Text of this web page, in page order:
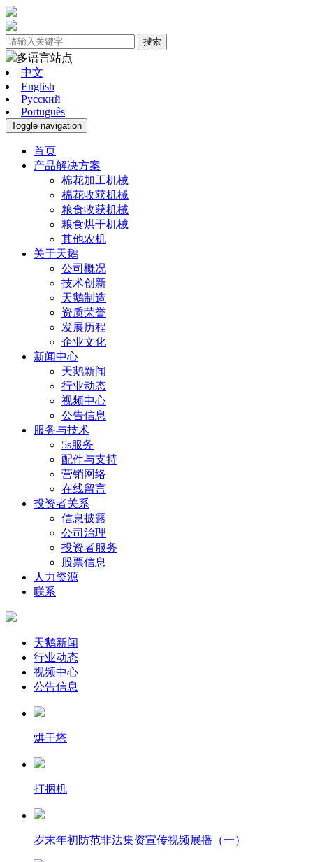
搜索
多语言站点
中文
English
Pусский
Português
Toggle navigation
首页
产品解决方案
棉花加工机械
棉花收获机械
粮食收获机械
粮食烘干机械
其他农机
关于天鹅
公司概况
技术创新
天鹅制造
资质荣誉
发展历程
企业文化
新闻中心
天鹅新闻
行业动态
视频中心
公告信息
服务与技术
5s服务
配件与支持
营销网络
在线留言
投资者关系
信息披露
公司治理
投资者服务
股票信息
人力资源
联系
天鹅新闻
行业动态
视频中心
公告信息
烘干塔
打捆机
岁末年初防范非法集资宣传视频展播（一）